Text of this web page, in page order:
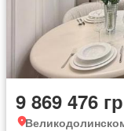
9 869 476